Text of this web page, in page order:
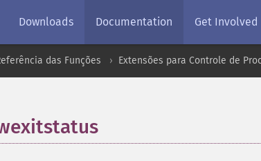
Downloads Documentation Get Involved
das Funções Extensões para Controle de